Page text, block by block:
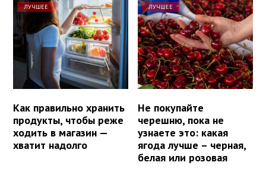
ЛУЧШЕЕ
Как правильно хранить
продукты, чтобы реже
ходить в магазин —
хватит надолго
ЛУЧШЕЕ
Не покупайте
черешню, пока не
узнаете это: какая
ягода лучше – черная,
белая или розовая